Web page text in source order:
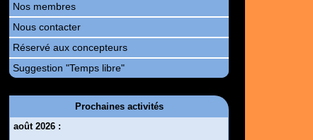
Nos membres
Nous contacter
Réservé aux concepteurs
Suggestion "Temps libre"
Prochaines activités
août 2026 :